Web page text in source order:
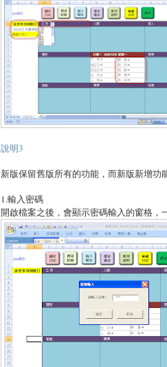
說明3
新版保留舊版所有的功能，而新版新增功
1.輸入密碼
開啟檔案之後，會顯示密碼輸入的窗格，